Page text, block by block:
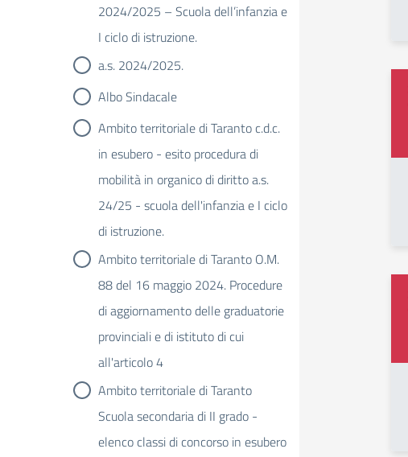
2024/2025 – Scuola dell’infanzia e
I ciclo di istruzione.
a.s. 2024/2025.
Albo Sindacale
Ambito territoriale di Taranto c.d.c.
in esubero - esito procedura di
mobilità in organico di diritto a.s.
24/25 - scuola dell'infanzia e I ciclo
di istruzione.
Ambito territoriale di Taranto O.M.
88 del 16 maggio 2024. Procedure
di aggiornamento delle graduatorie
provinciali e di istituto di cui
all'articolo 4
Ambito territoriale di Taranto
Scuola secondaria di II grado -
elenco classi di concorso in esubero